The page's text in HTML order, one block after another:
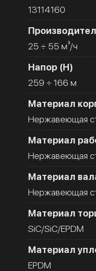
13114160
25 ÷ 55 м³/ч
Напор (H)
259 ÷ 166 м
Материал
Нержавеющая
Материал
Нержавеющая
Материал
Нержавеющая
Материал
SiC/SiC/EPDM
Материал
EPDM